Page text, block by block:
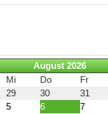
August 2026
Mi Do Fr
29 30 31
5 6 7